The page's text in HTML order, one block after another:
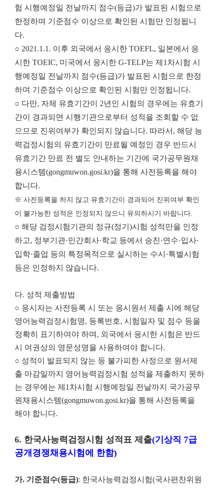
험 시행예정일 전날까지 점수(등급)가 발표된 시험으로
한정하며 기준점수 이상으로 확인된 시험만 인정됩니
다.
○ 2021.1.1. 이후 외국에서 응시한 TOEFL, 일본에서 응
시한 TOEIC, 미국에서 응시한 G-TELP는 제1차시험 시
행예정일 전날까지 점수(등급)가 발표된 시험으로 한정
하며 기준점수 이상으로 확인된 시험만 인정됩니다.
○ 다만, 자체 유효기간이 2년인 시험의 경우에는 유효기
간이 경과되면 시행기관으로부터 성적을 조회할 수 없
으므로 진위여부가 확인되지 않습니다. 따라서, 해당 능
력검정시험의 유효기간이 만료될 예정인 경우 반드시
유효기간 만료 전 별도 안내하는 기간에 국가공무원채
용시스템(gongmuwon.gosi.kr)을 통해 사전등록을 해야
합니다.
※ 사전등록을 하지 않고 유효기간이 경과되어 진위여부 확인
이 불가능한 성적은 인정되지 않으니 유의하시기 바랍니다.
○ 해당 검정시험기관의 정규(정기)시험 성적만을 인정
하고, 정부기관·민간회사·학교 등에서 승진·연수·입사·
입학·졸업 등의 특정목적으로 실시하는 수시·특별시험
등은 인정하지 않습니다.
다. 성적 제출방법
○ 응시자는 사전등록 시 또는 응시원서 제출 시에 해당
영어능력검정시험명, 등록번호, 시험일자 및 점수 등을
정확히 표기하여야 하며, 외국에서 응시한 시험은 반드
시 여권상의 영문성명을 사용하여야 합니다.
○ 성적이 발표되지 않는 등 불가피한 사정으로 원서제
출 마감일까지 영어능력검정시험 성적을 제출하지 못하
는 경우에는 제1차시험 시행예정일 전날까지 국가공무
원채용시스템(gongmuwon.gosi.kr)을 통해 사전등록을
해야 합니다.
6. 한국사능력검정시험 성적표 제출(기상직 7급
공개경쟁채용시험에 한함)
가. 기준점수(등급): 한국사능력검정시험(국사편찬위원